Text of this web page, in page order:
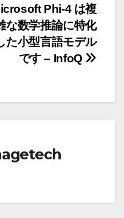
Phi-4 は複
な数学推論に特化
た小型言語モデル
です – InfoQ